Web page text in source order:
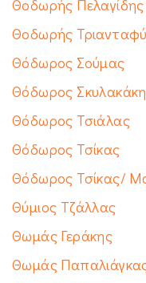
Θοδωρής Πελαγίδης
Θοδωρής
Θόδωρος Σούμας
Θόδωρος
Θόδωρος Τσιάλας
Θόδωρος Τσίκας
Θόδωρος Τσίκας/
Θύμιος Τζάλλας
Θωμάς Γεράκης
Θωμάς